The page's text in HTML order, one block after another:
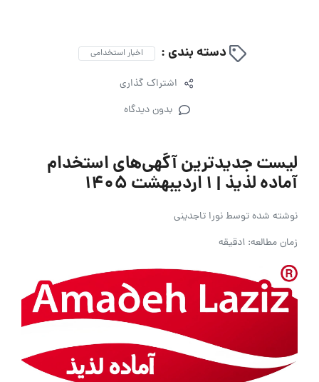
دسته بندی : اخبار استخدامی
اشتراک گذاری
بدون دیدگاه
لیست جدیدترین آگهی‌های استخدام
آماده لذیذ | 1 اردیبهشت 1405
نوشته شده توسطنورا تاجدینی
زمان مطالعه: 1دقیقه